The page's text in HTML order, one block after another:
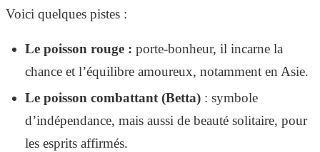
Voici quelques pistes :
Le poisson rouge : porte-bonheur, il incarne la
chance et l’équilibre amoureux, notamment en Asie.
Le poisson combattant (Betta): symbole
d’indépendance, mais aussi de beauté solitaire, pour
les esprits affirmés.